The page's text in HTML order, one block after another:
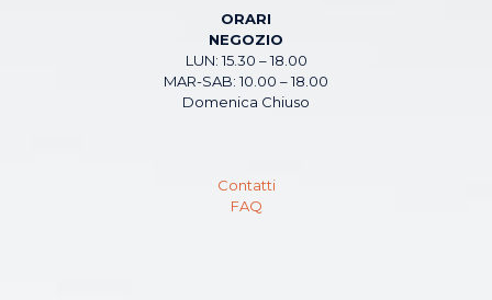
ORARI
NEGOZIO
LUN: 15.30 – 18.00
MAR-SAB: 10.00 – 18.00
Domenica Chiuso
Contatti
FAQ